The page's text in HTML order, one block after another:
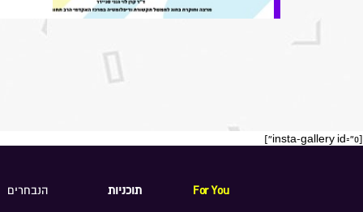
[insta-gallery id="0"]
For You תוכניות הנבחרים